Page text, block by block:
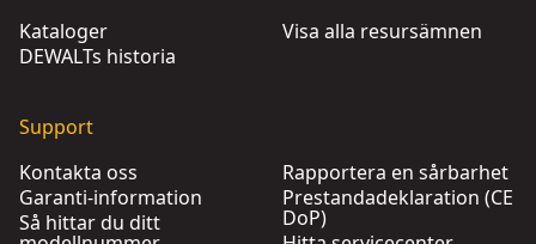
Kataloger
DEWALTs historia
Visa alla resursämnen
Support
Kontakta oss
Garanti-information
Så hittar du ditt
Rapportera en sårbarhet
Prestandadeklaration (CE
DoP)